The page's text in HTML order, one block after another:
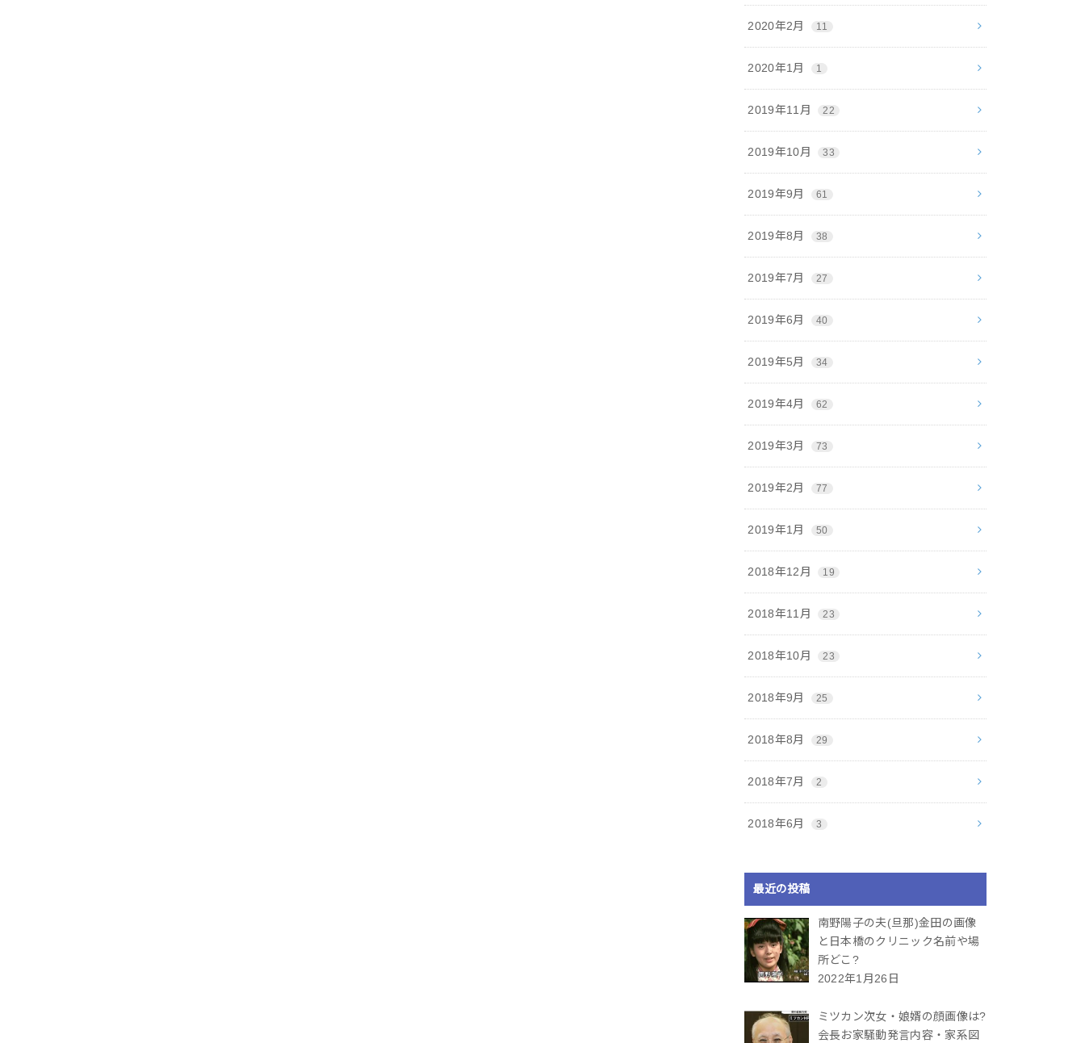
2020年2月 11
2020年1月 1
2019年11月 22
2019年10月 33
2019年9月 61
2019年8月 38
2019年7月 27
2019年6月 40
2019年5月 34
2019年4月 62
2019年3月 73
2019年2月 77
2019年1月 50
2018年12月 19
2018年11月 23
2018年10月 23
2018年9月 25
2018年8月 29
2018年7月 2
2018年6月 3
最近の投稿
南野陽子の夫(旦那)金田の画像
と日本橋のクリニック名前や場
所どこ?
2022年1月26日
ミツカン次女・娘婿の顔画像は?
会長お家騒動発言内容・家系図